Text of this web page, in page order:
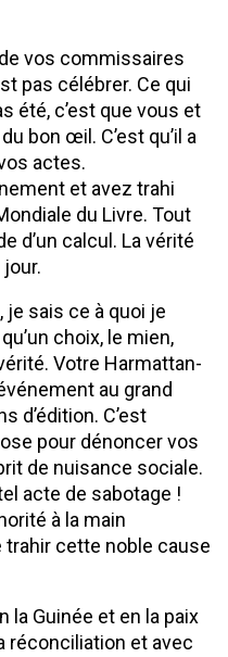
vos commissaires
pas célébrer. Ce qui
été, c’est que vous et
bon œil. C’est qu’il a
actes.
et avez trahi
du Livre. Tout
d’un calcul. La vérité
sais ce à quoi je
choix, le mien,
Votre Harmattan-
au grand
d’édition. C’est
pour dénoncer vos
de nuisance sociale.
acte de sabotage !
à la main
trahir cette noble cause
la Guinée et en la paix
réconciliation et avec